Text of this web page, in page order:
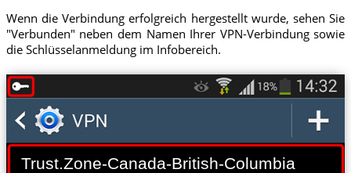
Wenn die Verbindung erfolgreich hergestellt wurde, sehen Sie
"Verbunden" neben dem Namen Ihrer VPN-Verbindung sowie
die Schlüsselanmeldung im Infobereich.
Trust.Zone-Canada-British-Columbia